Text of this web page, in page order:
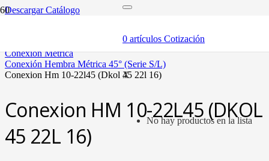
0 artículos Cotización
X
No hay productos en la lista
Descargar Catálogo
mangueras hidráulicas y fittings
conexión métrica
conexión hembra métrica 45° (serie s/l)
conexion hm 10-22l45 (dkol 45 22l 16)
Conexion HM 10-22L45 (DKOL
45 22L 16)